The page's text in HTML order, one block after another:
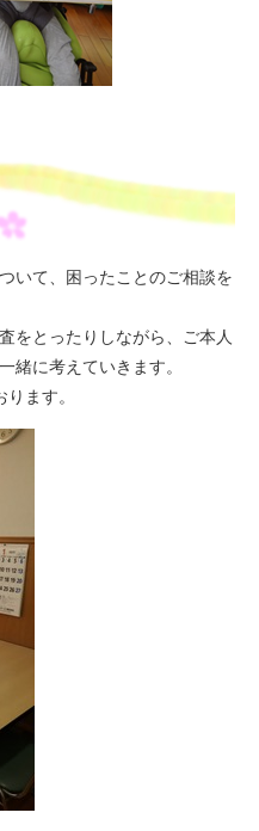
いて、困ったことのご相談を
をとったりしながら、ご本人
緒に考えていきます。
ます。